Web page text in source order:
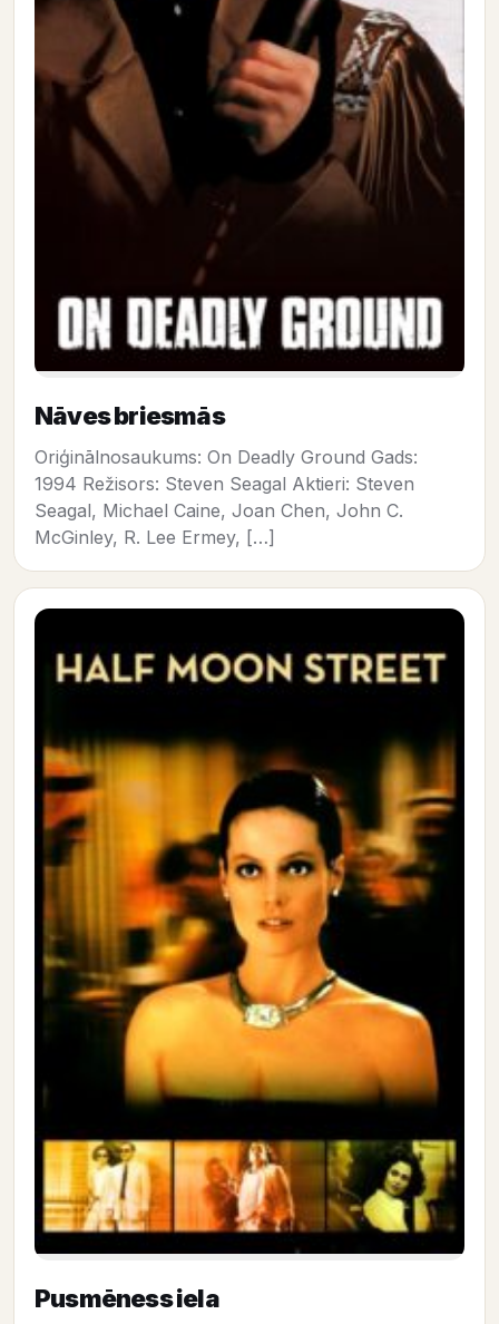
Nāves briesmās
Oriģinālnosaukums: On Deadly Ground Gads:
1994 Režisors: Steven Seagal Aktieri: Steven
Seagal, Michael Caine, Joan Chen, John C.
McGinley, R. Lee Ermey, […]
Pusmēness iela